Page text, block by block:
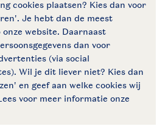
facebookinstagram